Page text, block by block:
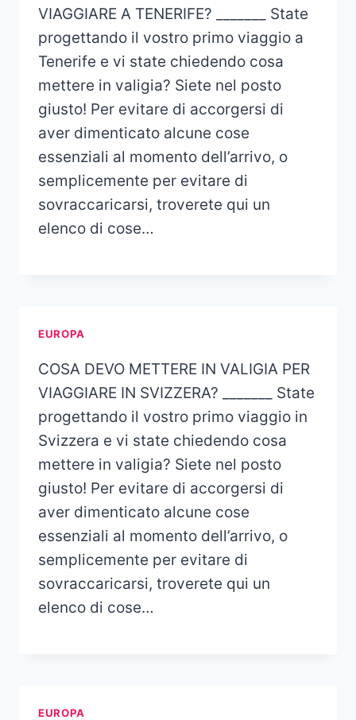
VIAGGIARE A TENERIFE? _______ State
progettando il vostro primo viaggio a
Tenerife e vi state chiedendo cosa
mettere in valigia? Siete nel posto
giusto! Per evitare di accorgersi di
aver dimenticato alcune cose
essenziali al momento dell’arrivo, o
semplicemente per evitare di
sovraccaricarsi, troverete qui un
elenco di cose…
EUROPA
COSA DEVO METTERE IN VALIGIA PER
VIAGGIARE IN SVIZZERA? _______ State
progettando il vostro primo viaggio in
Svizzera e vi state chiedendo cosa
mettere in valigia? Siete nel posto
giusto! Per evitare di accorgersi di
aver dimenticato alcune cose
essenziali al momento dell’arrivo, o
semplicemente per evitare di
sovraccaricarsi, troverete qui un
elenco di cose…
EUROPA